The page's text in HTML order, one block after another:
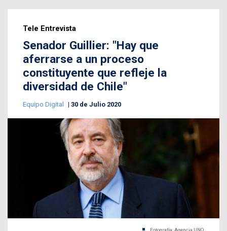
Tele Entrevista
Senador Guillier: "Hay que
aferrarse a un proceso
constituyente que refleje la
diversidad de Chile"
Equipo Digital 30 de Julio 2020
Fotografía: Agencia UNO